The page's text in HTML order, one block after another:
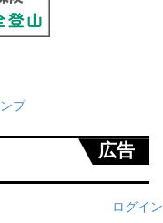
広告
ログイン